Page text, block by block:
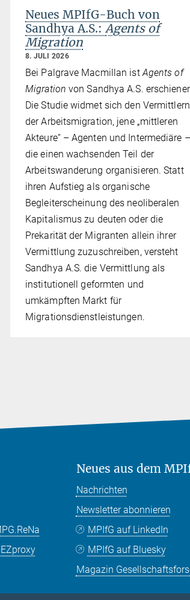
Neues MPIfG-Buch von
Sandhya A.S.:Agents of
Migration
8. JULI 2026
Bei Palgrave Macmillan istAgents of
Migration von Sandhya A.S.
Die Studie widmet sich den Vermittlern
der Arbeitsmigration, jene „mittleren
Akteure“ – Agenten und Intermediäre
die einen wachsenden Teil der
Arbeitswanderung organisieren. Statt
ihren Aufstieg als organische
Begleiterscheinung des neoliberalen
Kapitalismus zu deuten oder die
Prekarität der Migranten allein ihrer
Vermittlung zuzuschreiben, versteht
Sandhya A.S. die Vermittlung als
institutionell geformten und
umkämpften Markt für
Migrationsdienstleistungen.
Neues aus dem
Nachrichten
Newsletter abonnieren
MPIfG auf LinkedIn
MPIfG auf Bluesky
Magazin